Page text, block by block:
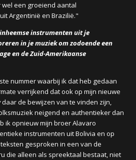
een groeiend aantal
Argentinië en Brazilië."
instrumenten uit je
in je muziek om zodoende een
en de Zuid-Amerikaanse
nummer waarbij ik dat heb gedaan
verrijkend dat ook op mijn nieuwe
daar de bewijzen van te vinden zijn,
neigend en authentieker dan
ik opnieuw mijn broer Alavaro
instrumenten uit Bolivia en op
gesproken in een van de
die alleen als spreektaal bestaat, niet